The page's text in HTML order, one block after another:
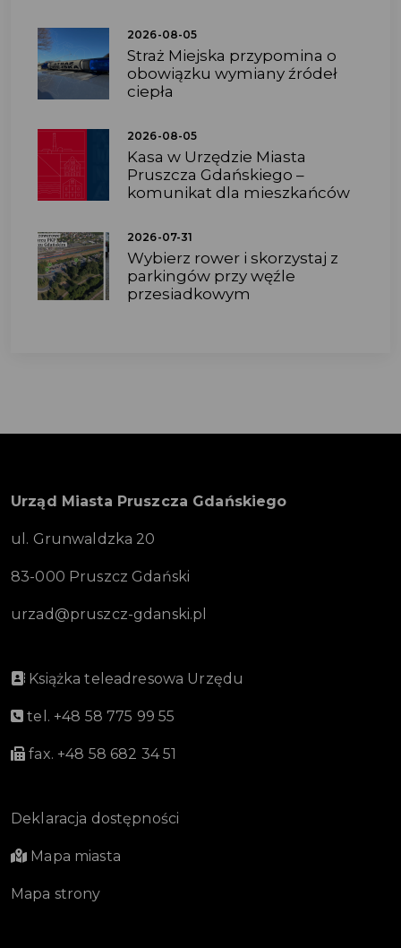
2026-08-05
Straż Miejska przypomina o
obowiązku wymiany źródeł
ciepła
2026-08-05
Kasa w Urzędzie Miasta
Pruszcza Gdańskiego –
komunikat dla mieszkańców
2026-07-31
Wybierz rower i skorzystaj z
parkingów przy węźle
przesiadkowym
Urząd Miasta Pruszcza Gdańskiego
ul. Grunwaldzka 20
83-000 Pruszcz Gdański
urzad@pruszcz-gdanski.pl
Książka teleadresowa Urzędu
tel. +48 58 775 99 55
fax. +48 58 682 34 51
Deklaracja dostępności
Mapa miasta
Mapa strony